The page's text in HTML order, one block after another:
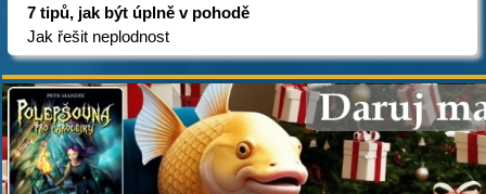
7 tipů, jak být úplně v pohodě
Jak řešit neplodnost